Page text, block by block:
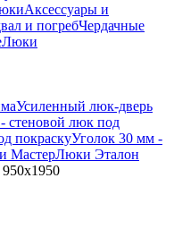
Аксессуары и
и погребЧердачные
Люки
Усиленный люк-дверь
стеновой люк под
покраскуУголок 30 мм -
МастерЛюки Эталон